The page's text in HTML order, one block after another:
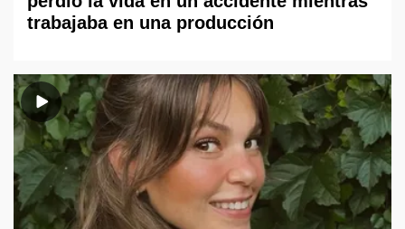
trabajaba en una producción